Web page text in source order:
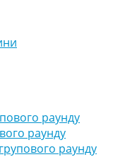
раунду
раунду
раунду